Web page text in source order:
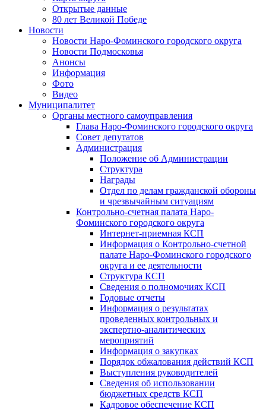
Открытые данные
80 лет Великой Победе
Новости
Новости Наро-Фоминского городского округа
Новости Подмосковья
Анонсы
Информация
Фото
Видео
Муниципалитет
Органы местного самоуправления
Глава Наро-Фоминского городского округа
Совет депутатов
Администрация
Положение об Администрации
Структура
Награды
Отдел по делам гражданской обороны
и чрезвычайным ситуациям
Контрольно-счетная палата Наро-
Фоминского городского округа
Интернет-приемная КСП
Информация о Контрольно-счетной
палате Наро-Фоминского городского
округа и ее деятельности
Структура КСП
Сведения о полномочиях КСП
Годовые отчеты
Информация о результатах
проведенных контрольных и
экспертно-аналитических
мероприятий
Информация о закупках
Порядок обжалования действий КСП
Выступления руководителей
Сведения об использовании
бюджетных средств КСП
Кадровое обеспечение КСП